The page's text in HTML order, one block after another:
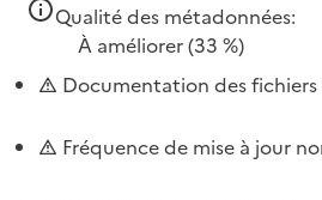
Qualité des métadonnées:
À améliorer(33 %)
Documentation des
Fréquence de mise à jour